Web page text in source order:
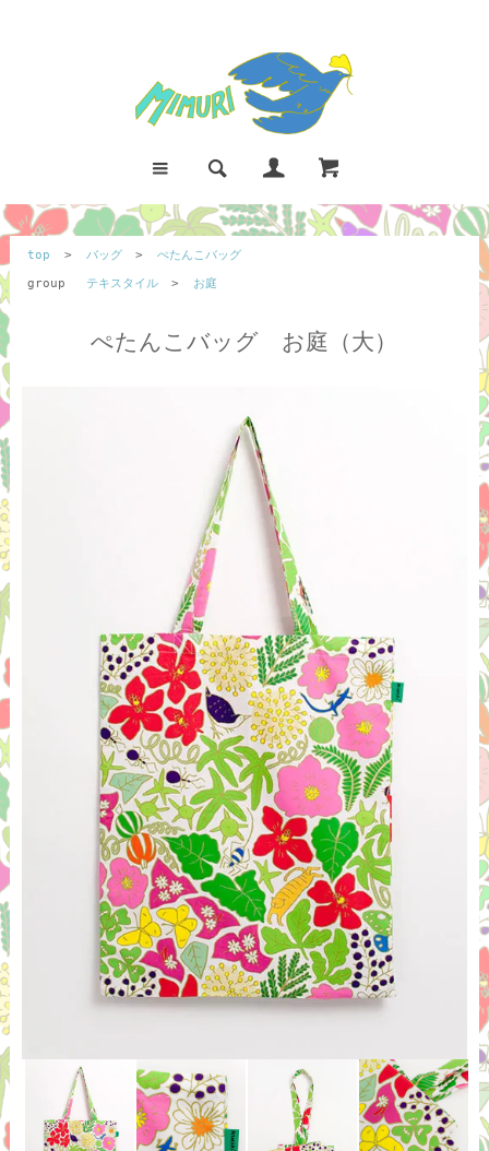
top > バッグ >
ぺたんこバッグ
group
テキスタイル > お庭
ぺたんこバッグ お庭（大）